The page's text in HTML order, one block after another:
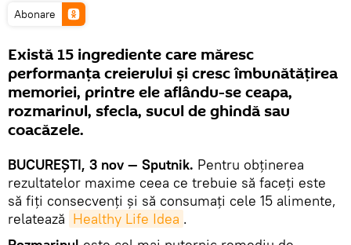
Abonare
Există 15 ingrediente care măresc
performanța creierului şi cresc îmbunătățirea
memoriei, printre ele aflându-se ceapa,
rozmarinul, sfecla, sucul de ghindă sau
coacăzele.
BUCUREŞTI, 3 nov — Sputnik. Pentru obținerea
rezultatelor maxime ceea ce trebuie să faceți este
să fiți consecvenți și să consumați cele 15 alimente,
relatează Healthy Life Idea .